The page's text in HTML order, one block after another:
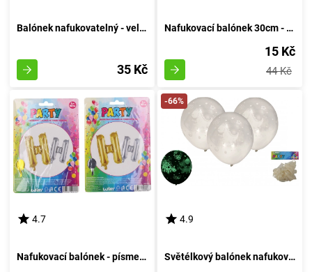
Balónek nafukovatelný - velikost 6, růžový
35 Kč
Nafukovací balónek 30cm - sada 6 kusů, s luminescencí v temnotě
15 Kč
44 Kč
4.7
Nafukovací balónek - písmeno H - Vzduchový Kruh
-66%
4.9
Světélkový balónek nafukovací 30cm - sestava 6 kousků, svítící za tmy